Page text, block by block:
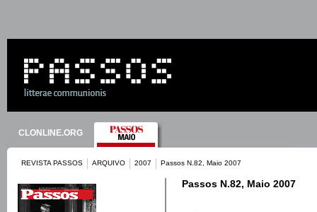
CLONLINE.ORG
REVISTA PASSOS ARQUIVO 2007 Passos N.82, Maio 2007
Passos N.82, Maio 2007